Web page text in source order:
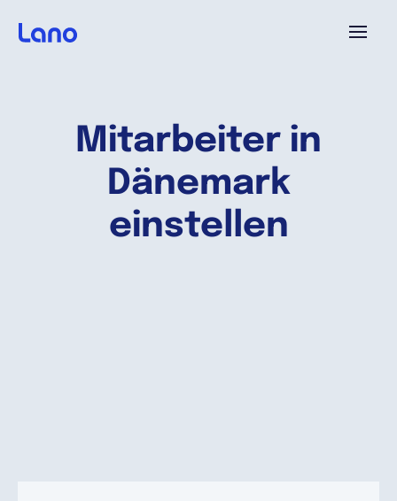
Mitarbeiter in
Dänemark
einstellen
Warum Lano?